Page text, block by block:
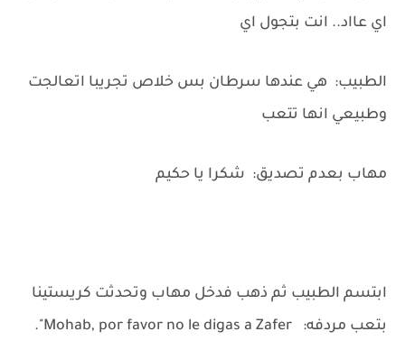
اي عااد.. انت بتجول اي
الطبيب: هي عندها سرطان بس خلاص تجريبا اتعالجت
وطبيعي انها تتعب
مهاب بعدم تصديق: شكرا يا حكيم
ابتسم الطبيب ثم ذهب فدخل مهاب وتحدثت كريستينا
بتعب مردفه: Mohab, por favor no le digas a Zafer".